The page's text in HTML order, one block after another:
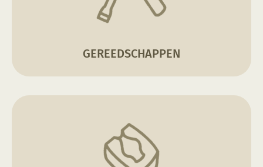
GEREEDSCHAPPEN